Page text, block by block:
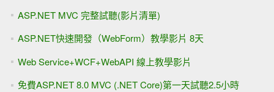
ASP.NET MVC 完整試聽(影片清單)
ASP.NET快速開發（WebForm）教學影片 8天
Web Service+WCF+WebAPI 線上教學影片
免費ASP.NET 8.0 MVC (.NET Core)第一天試聽2.5小時